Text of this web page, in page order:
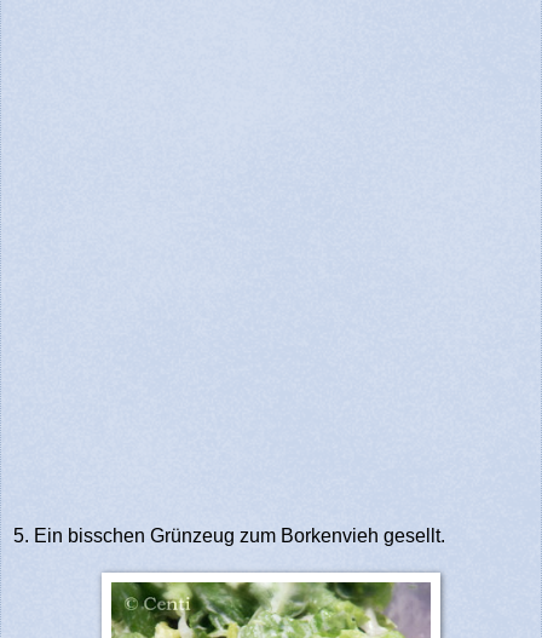
5. Ein bisschen Grünzeug zum Borkenvieh gesellt.